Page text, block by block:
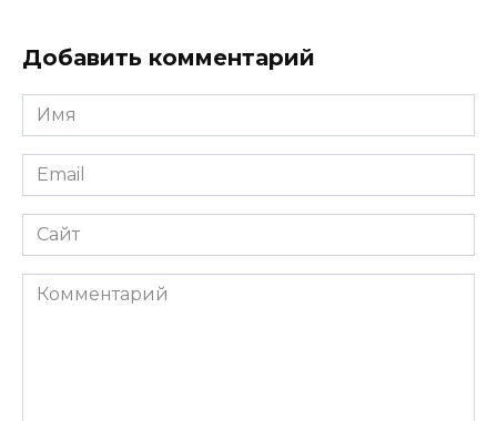
Добавить комментарий
Имя
*
Email
*
Сайт
Комментарий